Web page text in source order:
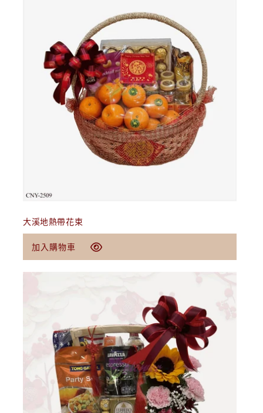
大溪地熱帶花束
定
價
$89.00 USD
加入購物車